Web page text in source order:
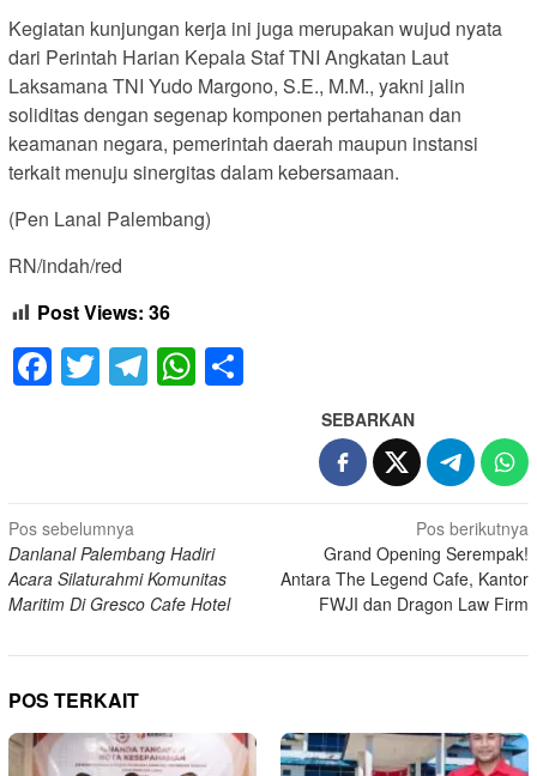
Kegiatan kunjungan kerja ini juga merupakan wujud nyata
dari Perintah Harian Kepala Staf TNI Angkatan Laut
Laksamana TNI Yudo Margono, S.E., M.M., yakni jalin
soliditas dengan segenap komponen pertahanan dan
keamanan negara, pemerintah daerah maupun instansi
terkait menuju sinergitas dalam kebersamaan.
(Pen Lanal Palembang)
RN/indah/red
Post Views: 36
Facebook
TwitterTelegram
WhatsApp
SEBARKAN
Navigasi
pos
Pos sebelumnya
Danlanal Palembang Hadiri
Acara Silaturahmi Komunitas
Maritim Di Gresco Cafe Hotel
Pos berikutnya
Grand Opening Serempak!
Antara The Legend Cafe, Kantor
FWJI dan Dragon Law Firm
POS TERKAIT